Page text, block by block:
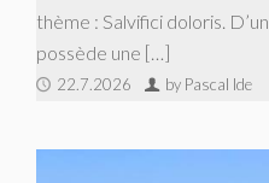
thème : Salvifici doloris.
possède une […]
22.7.2026 by Pascal Ide